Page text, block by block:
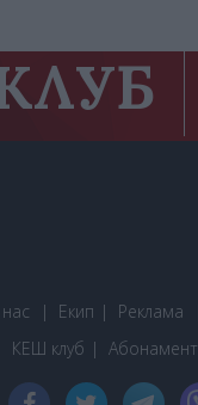
Екип Реклама
КЕШ клуб Абонамент